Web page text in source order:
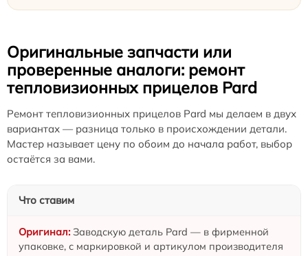
Оригинальные запчасти или
проверенные аналоги: ремонт
тепловизионных прицелов Pard
Ремонт тепловизионных прицелов Pard мы делаем в двух
вариантах — разница только в происхождении детали.
Мастер называет цену по обоим до начала работ, выбор
остаётся за вами.
Что ставим
Заводскую деталь Pard — в фирменной
упаковке, с маркировкой и артикулом производителя